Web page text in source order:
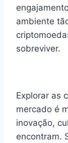
ambiente
sobreviver.
Explorar as
mercado é
inovação,
encontram.